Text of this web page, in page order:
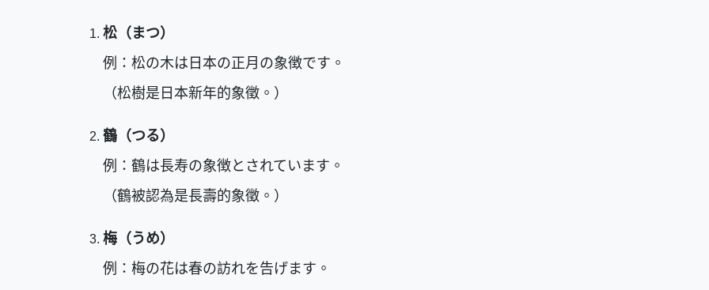
松（まつ）
例：松の木は日本の正月の象徴です。
（松樹是日本新年的象徵。）
鶴（つる）
例：鶴は長寿の象徴とされています。
（鶴被認為是長壽的象徵。）
梅（うめ）
例：梅の花は春の訪れを告げます。